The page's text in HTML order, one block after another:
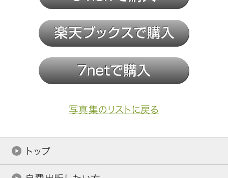
写真集のリストに戻る
トップ